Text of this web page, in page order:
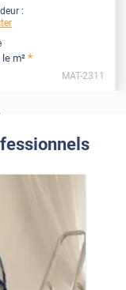
:
le m² *
MAT-2311